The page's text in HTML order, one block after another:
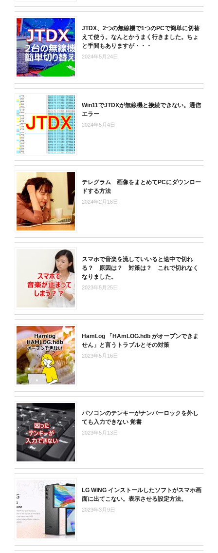
JTDX、2つの無線機で1つのPCで簡単に切替
えて使う。なんとかうまく行きました。ちょ
と手間もありますが・・・
2024年5月24日
Win11でJTDXが無線機と接続できない。通信
エラー
2024年5月4日
テレグラム 画像をまとめてPCにダウンロー
ドする方法
2024年2月16日
スマホで音楽を流していいると途中で切れ
る？ 原因は？ 対策は？ これで切れなく
なりました。
2023年5月25日
HamLog 「HAmLOG.hdb がオープンできま
せん」と言うトラブルとその対策
2023年5月16日
パソコンのテンキーがナンバーロックを外し
ても入力できない 覚書
2023年5月13日
LG WING インストールしたソフトがスマホ画
面に出てこない。表示させる設定方法。
2023年3月9日